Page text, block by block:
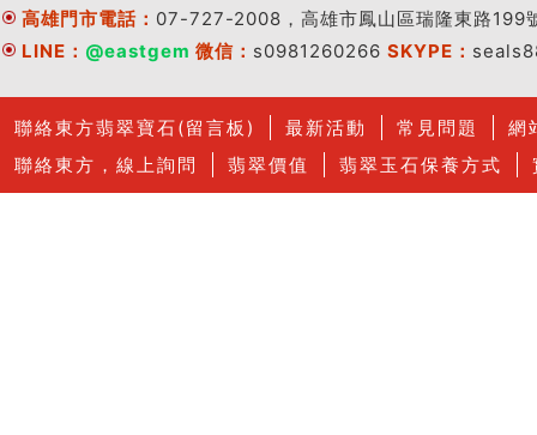
高雄門市電話： 07-727-2008，高雄市鳳山區瑞隆東路199
LINE： @eastgem 微信： s0981260266 SKYPE：
聯絡東方翡翠寶石(留言板) 最新活動 常見問題
網
聯絡東方，線上詢問
翡翠價值 翡翠玉石保養方式